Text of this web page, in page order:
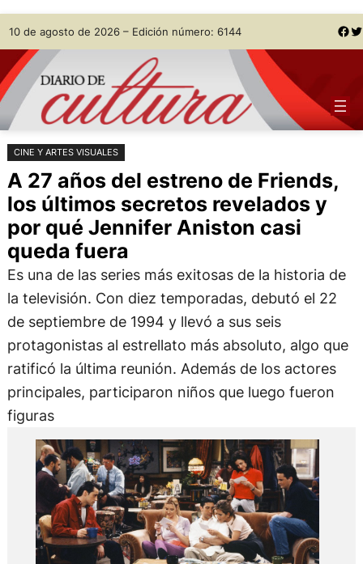
Saltar
al
contenido
Skip
to
content
10 de agosto de 2026 – Edición número: 6144 Facebook Twitter
CINE Y ARTES VISUALES
A 27 años del estreno de Friends,
los últimos secretos revelados y
por qué Jennifer Aniston casi
queda fuera
Es una de las series más exitosas de la historia de
la televisión. Con diez temporadas, debutó el 22
de septiembre de 1994 y llevó a sus seis
protagonistas al estrellato más absoluto, algo que
ratificó la última reunión. Además de los actores
principales, participaron niños que luego fueron
figuras